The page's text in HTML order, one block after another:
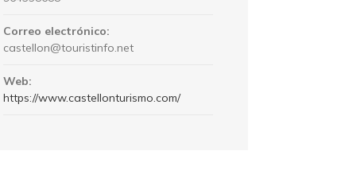
Correo electrónico:
castellon@touristinfo.net
Web:
https://www.castellonturismo.com/